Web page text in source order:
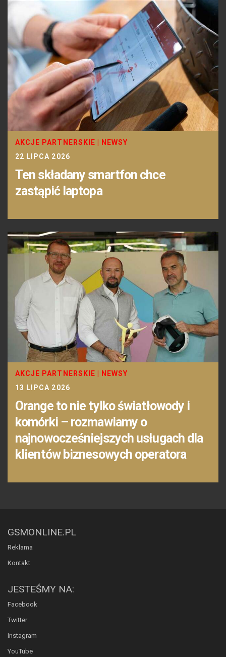
AKCJE PARTNERSKIE
NEWSY
22 LIPCA 2026
Ten składany smartfon chce
zastąpić laptopa
AKCJE PARTNERSKIE
NEWSY
13 LIPCA 2026
Orange to nie tylko światłowody i
komórki – rozmawiamy o
najnowocześniejszych usługach dla
klientów biznesowych operatora
GSMONLINE.PL
Reklama
Kontakt
JESTEŚMY NA:
Facebook
Twitter
Instagram
YouTube